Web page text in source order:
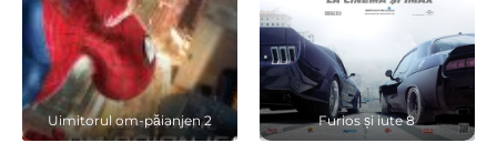
Uimitorul om-păianjen 2 Furios și iute 8